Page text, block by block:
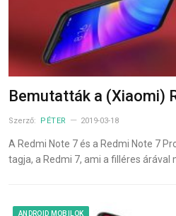
Bemutatták a (Xiaomi)
Szerző: PÉTER 2019-03-18
A Redmi Note 7 és a Redmi Note 7
tagja, a Redmi 7, ami a filléres árával
ANDROID MOBILOK